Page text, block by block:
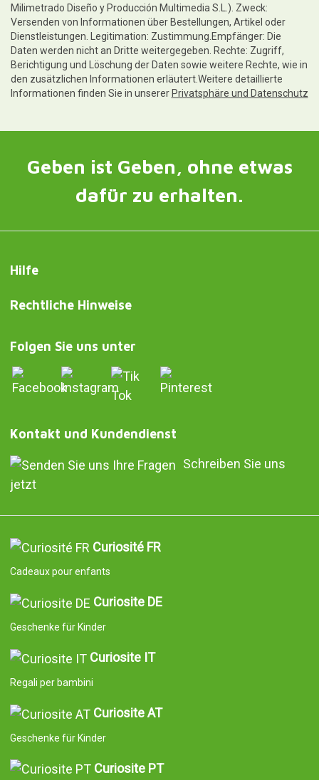
Milimetrado Diseño y Producción Multimedia S.L.). Zweck:
Versenden von Informationen über Bestellungen, Artikel oder
Dienstleistungen. Legitimation: Zustimmung.Empfänger: Die
Daten werden nicht an Dritte weitergegeben. Rechte: Zugriff,
Berichtigung und Löschung der Daten sowie weitere Rechte, wie in
den zusätzlichen Informationen erläutert.Weitere detaillierte
Informationen finden Sie in unserer Privatsphäre und Datenschutz
Geben ist Geben, ohne etwas
dafür zu erhalten.
Hilfe
Rechtliche Hinweise
Folgen Sie uns unter
Kontakt und Kundendienst
Schreiben Sie uns
jetzt
Curiosité FR
Cadeaux pour enfants
Curiosite DE
Geschenke für Kinder
Curiosite IT
Regali per bambini
Curiosite AT
Geschenke für Kinder
Curiosite PT